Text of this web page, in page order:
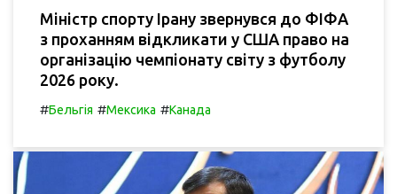
Міністр спорту Ірану звернувся до ФІФА
з проханням відкликати у США право на
організацію чемпіонату світу з футболу
2026 року.
#Бельгія #Мексика #Канада